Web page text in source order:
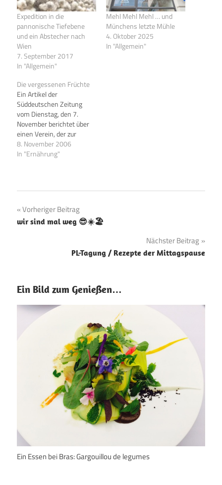
Expedition in die
pannonische Tiefebene
und ein Abstecher nach
Wien
7. September 2017
In "Allgemein"
Mehl Mehl Mehl … und
Münchens letzte Mühle
4. Oktober 2025
In "Allgemein"
Die vergessenen Früchte
Ein Artikel der
Süddeutschen Zeitung
vom Dienstag, den 7.
November berichtet über
einen Verein, der zur
Rettung der Champagner-
Bratbirne aufruft... Ein
dafür, dass die Vielfalt der
ist. Carlo Petrini, Präsident
von Slowfood, macht
8. November 2006
In "Ernährung"
Beitragsnavigation
Vorheriger Beitrag
wir sind mal weg 😎☀️🏖️
Nächster Beitrag
PL-Tagung / Rezepte der Mittagspause
Ein Bild zum Genießen…
Ein Essen bei Bras: Gargouillou de legumes